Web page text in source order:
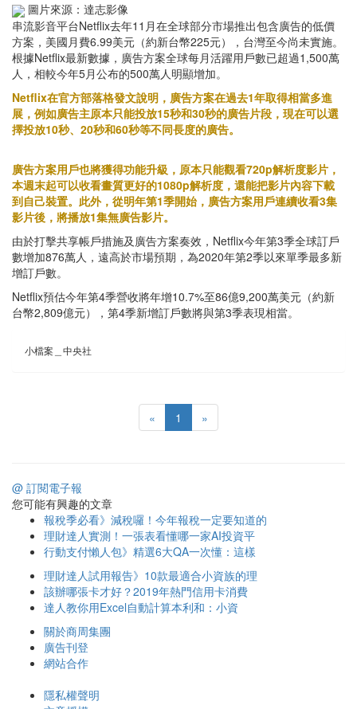
圖片來源：達志影像
串流影音平台Netflix去年11月在全球部分市場推出包含廣告的低價
方案，美國月費6.99美元（約新台幣225元），台灣至今尚未實施。
根據Netflix最新數據，廣告方案全球每月活躍用戶數已超過1,500萬
人，相較今年5月公布的500萬人明顯增加。
Netflix在官方部落格發文說明，廣告方案在過去1年取得相當多進
展，例如廣告主原本只能投放15秒和30秒的廣告片段，現在可以選
擇投放10秒、20秒和60秒等不同長度的廣告。
廣告方案用戶也將獲得功能升級，原本只能觀看720p解析度影片，
本週末起可以收看畫質更好的1080p解析度，還能把影片內容下載
到自己裝置。此外，從明年第1季開始，廣告方案用戶連續收看3集
影片後，將播放1集無廣告影片。
由於打擊共享帳戶措施及廣告方案奏效，Netflix今年第3季全球訂戶
數增加876萬人，遠高於市場預期，為2020年第2季以來單季最多新
增訂戶數。
Netflix預估今年第4季營收將年增10.7%至86億9,200萬美元（約新
台幣2,809億元），第4季新增訂戶數將與第3季表現相當。
小檔案＿中央社
« 1 »
@ 訂閱電子報
您可能有興趣的文章
報稅季必看》減稅囉！今年報稅一定要知道的
理財達人實測！一張表看懂哪一家AI投資平
行動支付懶人包》精選6大QA一次懂：這樣
理財達人試用報告》10款最適合小資族的理
該辦哪張卡才好？2019年熱門信用卡消費
達人教你用Excel自動計算本利和：小資
關於商周集團
廣告刊登
網站合作
隱私權聲明